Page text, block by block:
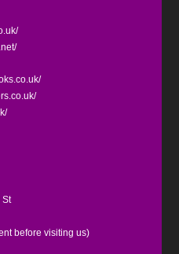
St
before visiting us)